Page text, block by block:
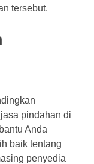
tersebut.
pindahan di
Anda
baik tentang
penyedia